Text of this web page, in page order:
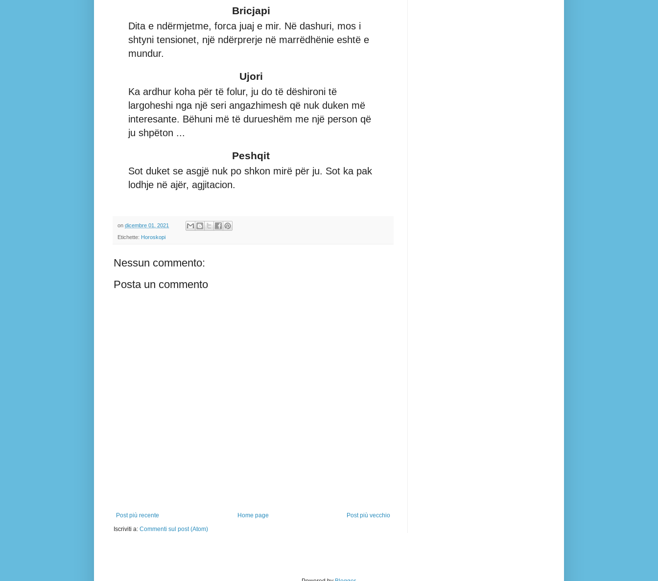
Bricjapi
Dita e ndërmjetme, forca juaj e mir. Në dashuri, mos i
shtyni tensionet, një ndërprerje në marrëdhënie eshtë e
mundur.
Ujori
Ka ardhur koha për të folur, ju do të dëshironi të
largoheshi nga një seri angazhimesh që nuk duken më
interesante. Bëhuni më të durueshëm me një person që
ju shpëton ...
Peshqit
Sot duket se asgjë nuk po shkon mirë për ju. Sot ka pak
lodhje në ajër, agjitacion.
on dicembre 01, 2021
Etichette: Horoskopi
Nessun commento:
Posta un commento
Post più recente Post più vecchio
Home page
Iscriviti a: Commenti sul post (Atom)